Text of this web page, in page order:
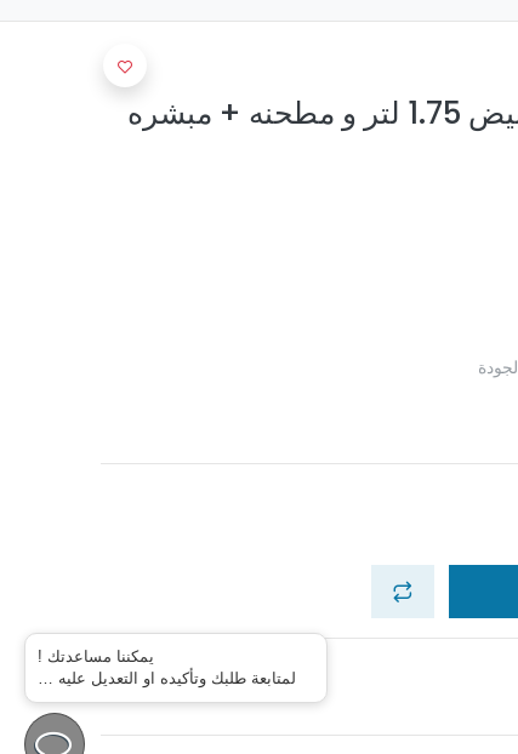
خلاط ميانتا 600 وات ابيض 1.75 لتر و مطحنه + مبشره
يمكننا مساعدتك !
لمتابعة طلبك وتأكيده او التعديل عليه …